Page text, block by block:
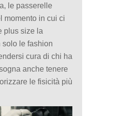
le passerelle
momento in cui ci
plus size la
le fashion
cura di chi ha
anche tenere
le fisicità più